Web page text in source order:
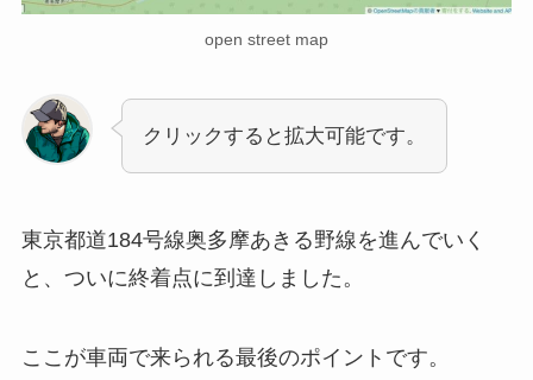
open street map
クリックすると拡大可能です。
東京都道184号線奥多摩あきる野線を進んでいく
と、ついに終着点に到達しました。
ここが車両で来られる最後のポイントです。